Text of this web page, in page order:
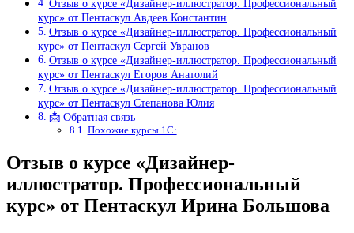
Отзыв о курсе «Дизайнер-иллюстратор. Профессиональный
курс» от Пентаскул Авдеев Константин
Отзыв о курсе «Дизайнер-иллюстратор. Профессиональный
курс» от Пентаскул Сергей Увранов
Отзыв о курсе «Дизайнер-иллюстратор. Профессиональный
курс» от Пентаскул Егоров Анатолий
Отзыв о курсе «Дизайнер-иллюстратор. Профессиональный
курс» от Пентаскул Степанова Юлия
📩 Обратная связь
Похожие курсы 1С:
Отзыв о курсе «Дизайнер-
иллюстратор. Профессиональный
курс» от Пентаскул Ирина Большова